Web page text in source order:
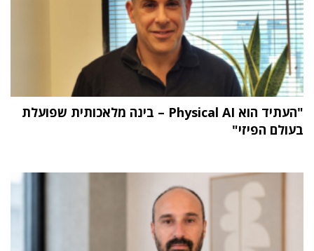
"העתיד הוא Physical AI – בינה מלאכותית שפועלת
בעולם הפיזי"